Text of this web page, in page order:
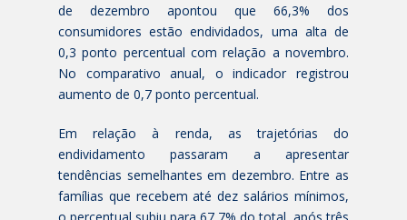
de dezembro apontou que 66,3% dos
consumidores estão endividados, uma alta de
0,3 ponto percentual com relação a novembro.
No comparativo anual, o indicador registrou
aumento de 0,7 ponto percentual.
Em relação à renda, as trajetórias do
endividamento passaram a apresentar
tendências semelhantes em dezembro. Entre as
famílias que recebem até dez salários mínimos,